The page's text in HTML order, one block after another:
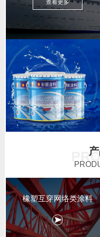
查看更多
橡塑互穿网络类涂料